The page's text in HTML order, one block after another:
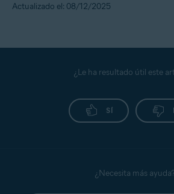
Actualizado el: 08/12/2025
¿Le ha resultado útil este
SÍ
¿Necesita más ayuda?